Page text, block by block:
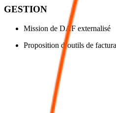
GESTION
Mission de DAF externalisé
Proposition d’outils de